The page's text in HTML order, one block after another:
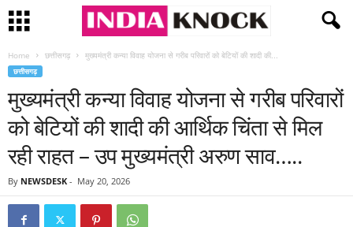
Home छत्तीसगढ़ मुख्यमंत्री कन्या विवाह योजना से गरीब परिवारों को बेटियों की शादी की...
छत्तीसगढ़
मुख्यमंत्री कन्या विवाह योजना से गरीब परिवारों
को बेटियों की शादी की आर्थिक चिंता से मिल
रही राहत – उप मुख्यमंत्री अरुण साव…..
By NEWSDESK - May 20, 2026